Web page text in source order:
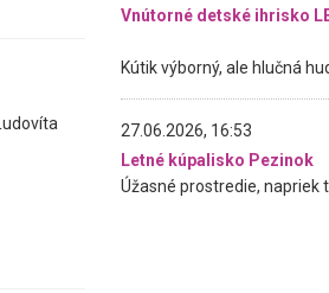
27.06.2026, 16:53
Letné kúpalisko Pezinok